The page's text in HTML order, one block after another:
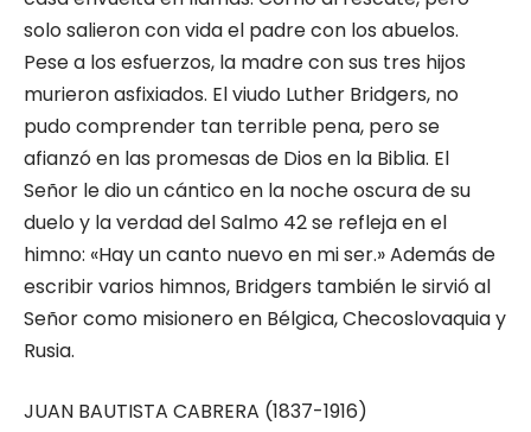
solo salieron con vida el padre con los abuelos.
Pese a los esfuerzos, la madre con sus tres hijos
murieron asfixiados. El viudo Luther Bridgers, no
pudo comprender tan terrible pena, pero se
afianzó en las promesas de Dios en la Biblia. El
Señor le dio un cántico en la noche oscura de su
duelo y la verdad del Salmo 42 se refleja en el
himno: «Hay un canto nuevo en mi ser.» Además de
escribir varios himnos, Bridgers también le sirvió al
Señor como misionero en Bélgica, Checoslovaquia y
Rusia.
JUAN BAUTISTA CABRERA (1837-1916)